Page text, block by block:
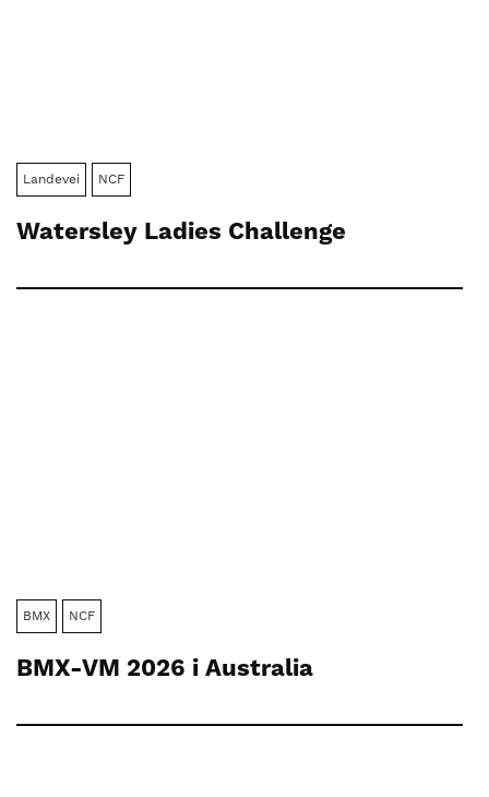
Landevei NCF
Watersley Ladies Challenge
BMX NCF
BMX-VM 2026 i Australia